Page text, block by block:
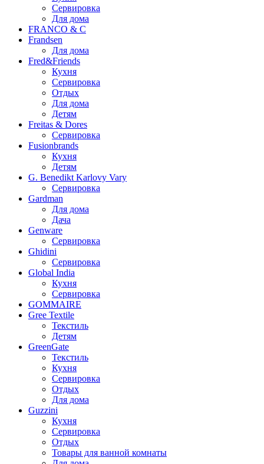
Сервировка
Для дома
FRANCO & C
Frandsen
Для дома
Fred&Friends
Кухня
Сервировка
Отдых
Для дома
Детям
Freitas & Dores
Сервировка
Fusionbrands
Кухня
Детям
G. Benedikt Karlovy Vary
Сервировка
Gardman
Для дома
Дача
Genware
Сервировка
Ghidini
Сервировка
Global India
Кухня
Сервировка
GOMMAIRE
Gree Textile
Текстиль
Детям
GreenGate
Текстиль
Кухня
Сервировка
Отдых
Для дома
Guzzini
Кухня
Сервировка
Отдых
Товары для ванной комнаты